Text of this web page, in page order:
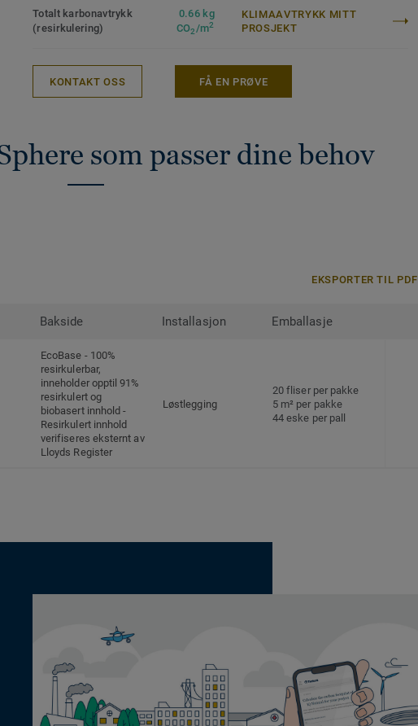
Totalt karbonavtrykk
(resirkulering)
0.66 kg
CO2/m2
KLIMAAVTRYKK MITT
PROSJEKT
KONTAKT OSS FÅ EN PRØVE
som passer dine behov
EKSPORTER TIL PDF
Bakside Installasjon Emballasje
EcoBase - 100%
resirkulerbar,
inneholder opptil 91%
resirkulert og
biobasert innhold -
Resirkulert innhold
verifiseres eksternt av
Lloyds Register
Løstlegging
20 fliser per pakke
5 m² per pakke
44 eske per pall